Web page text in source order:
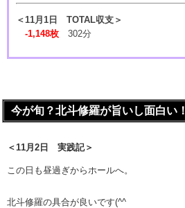
＜11月1日 TOTAL収支＞
-1,148枚 302分
今が旬？北斗修羅が旨いし面白い！
＜11月2日 実践記＞
この日も昼過ぎからホールへ。
北斗修羅の具合が良いです(^^ゞ